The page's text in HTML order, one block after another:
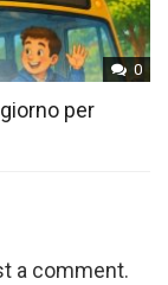
0
per
a comment.